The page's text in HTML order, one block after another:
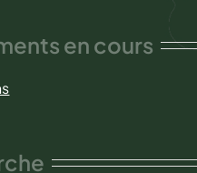
en cours